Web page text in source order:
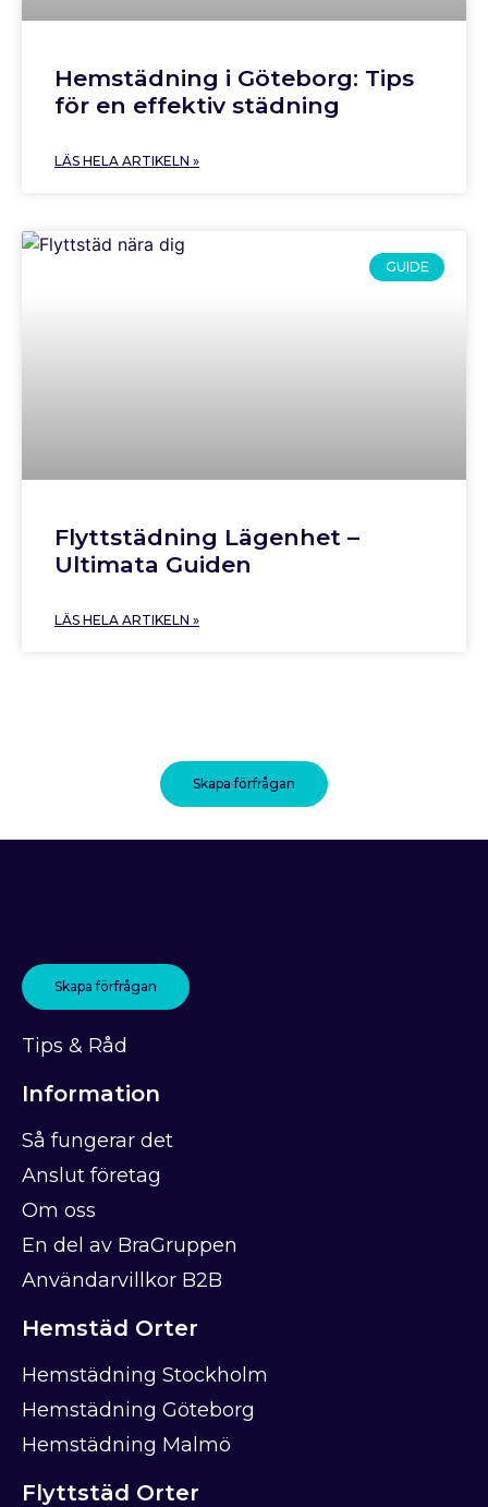
Hemstädning i Göteborg: Tips
för en effektiv städning
LÄS HELA ARTIKELN »
GUIDE
Flyttstädning Lägenhet –
Ultimata Guiden
LÄS HELA ARTIKELN »
Skapa förfrågan
Flyttstäd Orter
Hemstäd Orter
Hemstädning Stockholm
Hemstädning Göteborg
Hemstädning Malmö
Information
Så fungerar det
Anslut företag
Om oss
En del av BraGruppen
Användarvillkor B2B
Skapa förfrågan
Tips & Råd